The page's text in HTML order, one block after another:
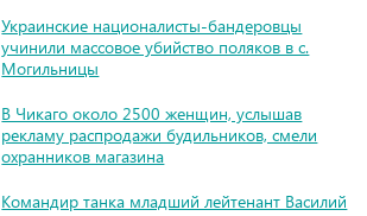
Украинские националисты-бандеровцы
учинили массовое убийство поляков в с.
Могильницы
В Чикаго около 2500 женщин, услышав
рекламу распродажи будильников, смели
охранников магазина
Командир танка младший лейтенант Василий